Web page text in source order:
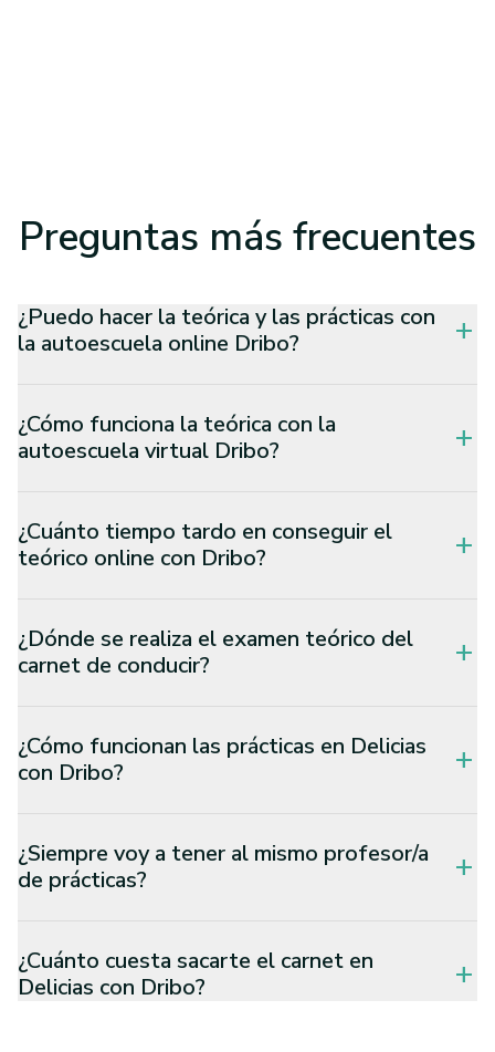
Preguntas más frecuentes
¿Puedo hacer la teórica y las prácticas con
la autoescuela online Dribo?
add
¿Cómo funciona la teórica con la
autoescuela virtual Dribo?
add
¿Cuánto tiempo tardo en conseguir el
teórico online con Dribo?
add
¿Dónde se realiza el examen teórico del
carnet de conducir?
add
¿Cómo funcionan las prácticas en Delicias
con Dribo?
add
¿Siempre voy a tener al mismo profesor/a
de prácticas?
add
¿Cuánto cuesta sacarte el carnet en
Delicias con Dribo?
add